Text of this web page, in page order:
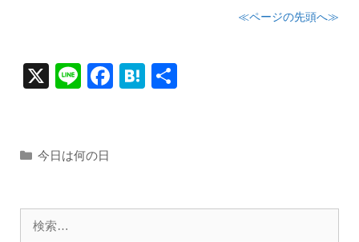
≪ページの先頭へ≫
X
Li
F
o
H
カ
ー
今日は何の日